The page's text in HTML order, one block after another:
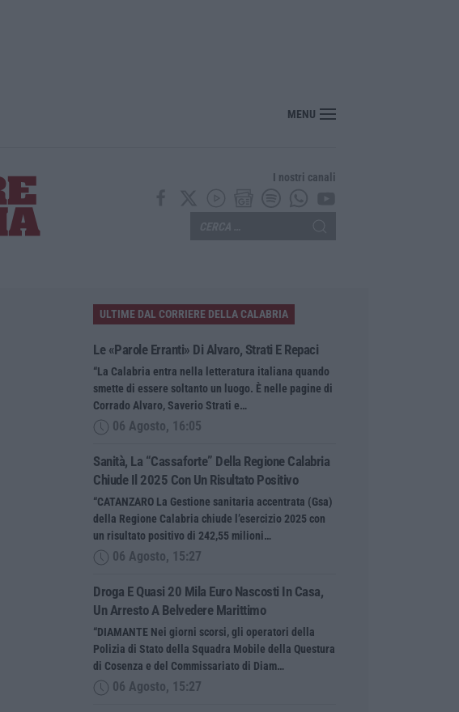
Droga e quasi 20 mila euro nascosti in casa, un arresto a Belvedere Marittimo
MENU
I nostri canali
ULTIME DAL CORRIERE DELLA CALABRIA
Le «parole Erranti» Di Alvaro, Strati E Repaci
“La Calabria entra nella letteratura italiana quando
smette di essere soltanto un luogo. È nelle pagine di
Corrado Alvaro, Saverio Strati e…
06 Agosto, 16:05
Sanità, La “cassaforte” Della Regione Calabria
Chiude Il 2025 Con Un Risultato Positivo
“CATANZARO La Gestione sanitaria accentrata (Gsa)
della Regione Calabria chiude l’esercizio 2025 con
un risultato positivo di 242,55 milioni…
06 Agosto, 15:27
Droga E Quasi 20 Mila Euro Nascosti In Casa,
Un Arresto A Belvedere Marittimo
“DIAMANTE Nei giorni scorsi, gli operatori della
Polizia di Stato della Squadra Mobile della Questura
di Cosenza e del Commissariato di Diam…
06 Agosto, 15:27